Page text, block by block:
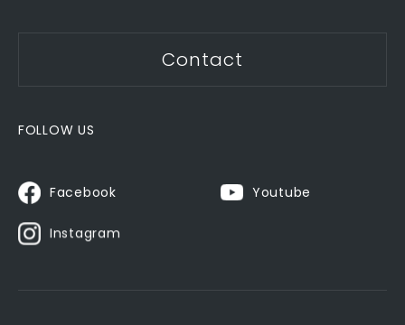
Contact
FOLLOW US
Facebook Youtube
Instagram